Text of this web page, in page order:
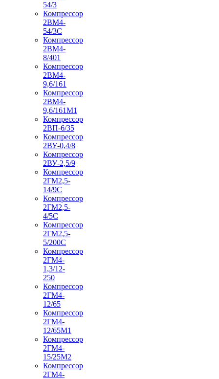
54/3
Компрессор
2ВМ4-
54/3С
Компрессор
2ВМ4-
8/401
Компрессор
2ВМ4-
9,6/161
Компрессор
2ВМ4-
9,6/161М1
Компрессор
2ВП-6/35
Компрессор
2ВУ-0,4/8
Компрессор
2ВУ-2,5/9
Компрессор
2ГМ2,5-
14/9С
Компрессор
2ГМ2,5-
4/5С
Компрессор
2ГМ2,5-
5/200С
Компрессор
2ГМ4-
1,3/12-
250
Компрессор
2ГМ4-
12/65
Компрессор
2ГМ4-
12/65М1
Компрессор
2ГМ4-
15/25М2
Компрессор
2ГМ4-